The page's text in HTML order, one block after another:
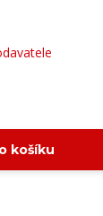
košíku